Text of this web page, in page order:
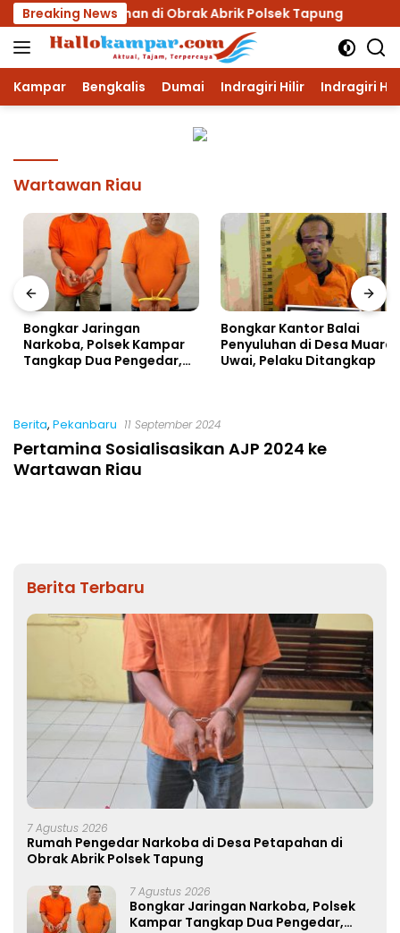
Langsung
ke
konten
Breaking News
Desa Petapahan di Obrak Abrik Polsek Tapung
Kampar Bengkalis Dumai Indragiri Hilir Indragiri
Wartawan Riau
Bongkar Jaringan
Narkoba, Polsek Kampar
Tangkap Dua Pengedar,
Bongkar Kantor Balai
Penyuluhan di Desa Muara
Uwai, Pelaku Ditangkap
Berita, Pekanbaru 11 September 2024
Pertamina Sosialisasikan AJP 2024 ke
Wartawan Riau
Berita Terbaru
7 Agustus 2026
Rumah Pengedar Narkoba di Desa Petapahan di
Obrak Abrik Polsek Tapung
7 Agustus 2026
Bongkar Jaringan Narkoba, Polsek
Kampar Tangkap Dua Pengedar,